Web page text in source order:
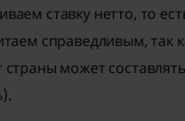
ставку нетто, то
справедливым, так
может